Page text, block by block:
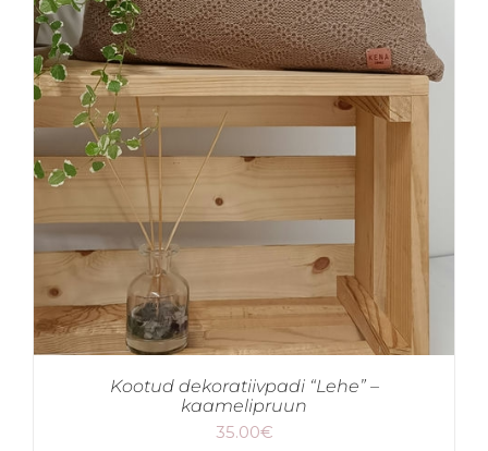
Kootud dekoratiivpadi “Lehe” –
kaamelipruun
35.00€